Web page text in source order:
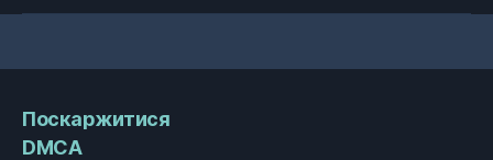
Поскаржитися
DMCA